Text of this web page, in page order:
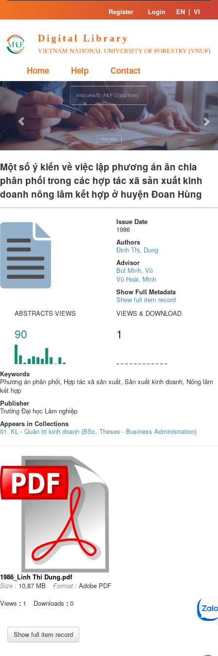
Skip
Register Login EN | VI
Home Help Contact
Previous
Một số ý kiến về việc lập phương án ăn chia
phân phối trong các hợp tác xã sản xuất kinh
doanh nông lâm kết hợp ở huyện Đoan Hùng
Issue Date
1986
Authors
Đinh Thị, Dung
Advisor
Bùi Minh, Vũ
Vũ Hoài, Minh
Show Full Metadata
Show full item record
ABSTRACTS VIEWS
90
VIEWS & DOWNLOAD
1
Keywords
Phương án phân phối, Hợp tác xã sản xuất, Sản xuất kinh doanh, Nông lâm
kết hợp
Publisher
Trường Đại học Lâm nghiệp
Appears in Collections
01. KL - Quản trị kinh doanh (BSc. Theses - Business Administration)
1986_Linh Thi Dung.pdf
Size : 10,87 MB Format : Adobe PDF
Views : 1 Downloads : 0
Show full item record